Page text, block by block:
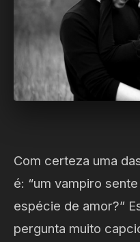
Com certeza uma
é: “um vampiro
espécie de amor?”
pergunta muito